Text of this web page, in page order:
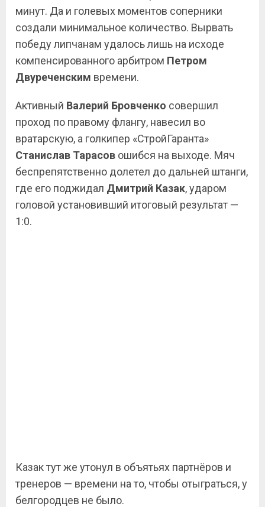
минут. Да и голевых моментов соперники
создали минимальное количество. Вырвать
победу липчанам удалось лишь на исходе
компенсированного арбитром Петром
Двуреченским времени.
Активный Валерий Бровченко совершил
проход по правому флангу, навесил во
вратарскую, а голкипер «СтройГаранта»
Станислав Тарасов ошибся на выходе. Мяч
беспрепятственно долетел до дальней штанги,
где его поджидал Дмитрий Казак, ударом
головой установивший итоговый результат —
1:0.
Казак тут же утонул в объятьях партнёров и
тренеров — времени на то, чтобы отыграться, у
белгородцев не было.